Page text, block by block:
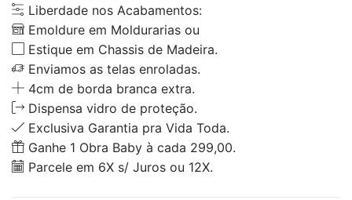
Liberdade nos Acabamentos:
Emoldure em Moldurarias ou
Estique em Chassis de Madeira.
Enviamos as telas enroladas.
4cm de borda branca extra.
Dispensa vidro de proteção.
Exclusiva Garantia pra Vida Toda.
Ganhe 1 Obra Baby à cada 299,00.
Parcele em 6X s/ Juros ou 12X.